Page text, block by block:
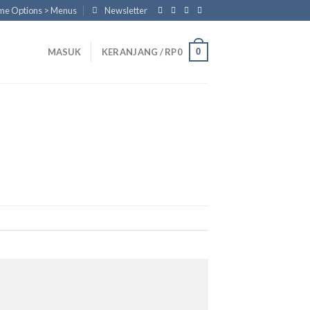
Options > Menus Newsletter
MASUK KERANJANG /RP0 0